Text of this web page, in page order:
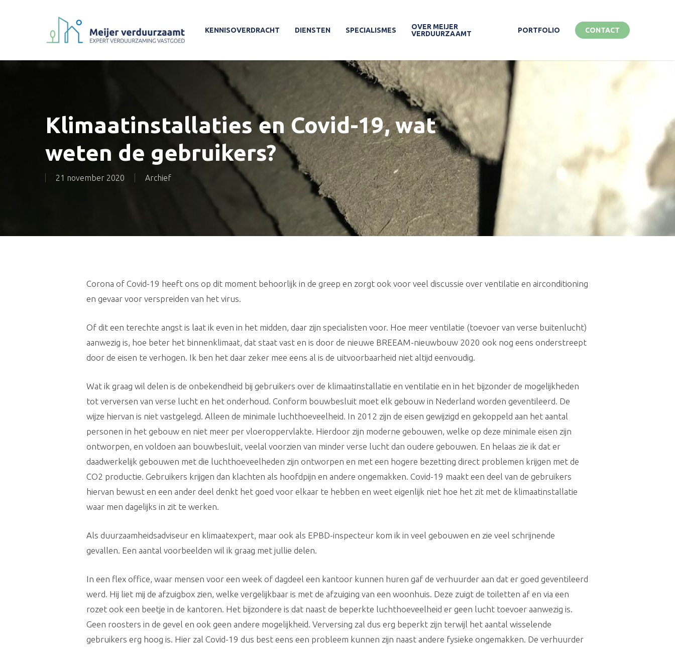
KENNISOVERDRACHT DIENSTEN SPECIALISMES
OVER MEIJER
VERDUURZAAMT
PORTFOLIO CONTACT
Klimaatinstallaties en Covid-19, wat
weten de gebruikers?
21 november 2020 Archief
Corona of Covid-19 heeft ons op dit moment behoorlijk in de greep en zorgt ook voor veel discussie over ventilatie en airconditioning
en gevaar voor verspreiden van het virus.
Of dit een terechte angst is laat ik even in het midden, daar zijn specialisten voor. Hoe meer ventilatie (toevoer van verse buitenlucht)
aanwezig is, hoe beter het binnenklimaat, dat staat vast en is door de nieuwe BREEAM-nieuwbouw 2020 ook nog eens onderstreept
door de eisen te verhogen. Ik ben het daar zeker mee eens al is de uitvoorbaarheid niet altijd eenvoudig.
Wat ik graag wil delen is de onbekendheid bij gebruikers over de klimaatinstallatie en ventilatie en in het bijzonder de mogelijkheden
tot verversen van verse lucht en het onderhoud. Conform bouwbesluit moet elk gebouw in Nederland worden geventileerd. De
wijze hiervan is niet vastgelegd. Alleen de minimale luchthoeveelheid. In 2012 zijn de eisen gewijzigd en gekoppeld aan het aantal
personen in het gebouw en niet meer per vloeroppervlakte. Hierdoor zijn moderne gebouwen, welke op deze minimale eisen zijn
ontworpen, en voldoen aan bouwbesluit, veelal voorzien van minder verse lucht dan oudere gebouwen. En helaas zie ik dat er
daadwerkelijk gebouwen met die luchthoeveelheden zijn ontworpen en met een hogere bezetting direct problemen krijgen met de
CO2 productie. Gebruikers krijgen dan klachten als hoofdpijn en andere ongemakken. Covid-19 maakt een deel van de gebruikers
hiervan bewust en een ander deel denkt het goed voor elkaar te hebben en weet eigenlijk niet hoe het zit met de klimaatinstallatie
waar men dagelijks in zit te werken.
Als duurzaamheidsadviseur en klimaatexpert, maar ook als EPBD-inspecteur kom ik in veel gebouwen en zie veel schrijnende
gevallen. Een aantal voorbeelden wil ik graag met jullie delen.
In een flex office, waar mensen voor een week of dagdeel een kantoor kunnen huren gaf de verhuurder aan dat er goed geventileerd
werd. Hij liet mij de afzuigbox zien, welke vergelijkbaar is met de afzuiging van een woonhuis. Deze zuigt de toiletten af en via een
rozet ook een beetje in de kantoren. Het bijzondere is dat naast de beperkte luchthoeveelheid er geen lucht toevoer aanwezig is.
Geen roosters in de gevel en ook geen andere mogelijkheid. Verversing zal dus erg beperkt zijn terwijl het aantal wisselende
gebruikers erg hoog is. Hier zal Covid-19 dus best eens een probleem kunnen zijn naast andere fysieke ongemakken. De verhuurder